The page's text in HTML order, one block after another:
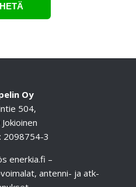
Oy
504,
2098754-3
enerkia.fi –
antenni- ja atk-